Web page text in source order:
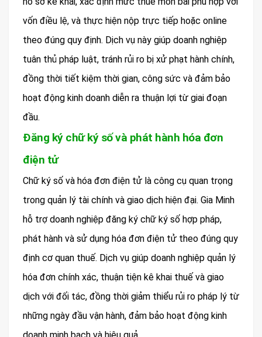
vốn điều lệ, và thực hiện nộp trực tiếp hoặc online
theo đúng quy định. Dịch vụ này giúp doanh nghiệp
tuân thủ pháp luật, tránh rủi ro bị xử phạt hành chính,
đồng thời tiết kiệm thời gian, công sức và đảm bảo
hoạt động kinh doanh diễn ra thuận lợi từ giai đoạn
đầu.
Đăng ký chữ ký số và phát hành hóa đơn
điện tử
Chữ ký số và hóa đơn điện tử là công cụ quan trọng
trong quản lý tài chính và giao dịch hiện đại. Gia Minh
hỗ trợ doanh nghiệp đăng ký chữ ký số hợp pháp,
phát hành và sử dụng hóa đơn điện tử theo đúng quy
định cơ quan thuế. Dịch vụ giúp doanh nghiệp quản lý
hóa đơn chính xác, thuận tiện kê khai thuế và giao
dịch với đối tác, đồng thời giảm thiểu rủi ro pháp lý từ
những ngày đầu vận hành, đảm bảo hoạt động kinh